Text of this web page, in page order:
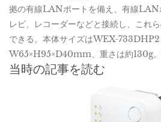
拠の有線LANポートを備え、有線LAN
レビ、レコーダーなどと接続し、これ
できる。本体サイズはWEX-733DHP2
W65×H95×D40mm、重さは約130g。
当時の記事を読む